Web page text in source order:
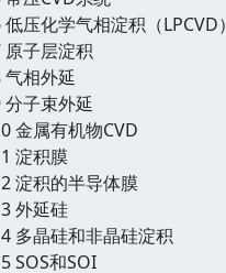
压化学气相淀积（LPCVD）
原子层淀积
气相外延
分子束外延
金属有机物CVD
淀积膜
淀积的半导体膜
外延硅
多晶硅和非晶硅淀积
SOS和SOI